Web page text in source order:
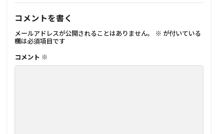
コメントを書く
メールアドレスが公開されることはありません。 ※ が付いている
欄は必須項目です
コメント ※